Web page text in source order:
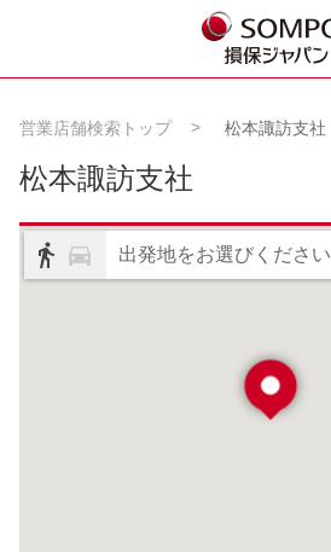
営業店舗検索トップ 松本諏訪支社
松本諏訪支社
出発地をお選びください